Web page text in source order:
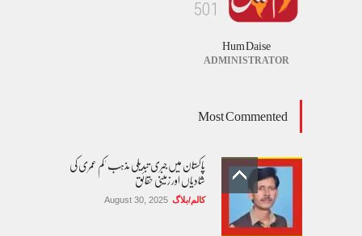
1
0
5
Hum Daise
ADMINISTRATOR
Most Commented
پاکستان میں جبری تبدیلی مذہب 'کم عمری کی
شادیاں اور زمینی حقائق
کالم/بلاگ August 30, 2025